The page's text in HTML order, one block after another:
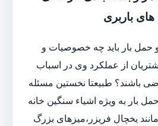
باربری
حمل بار باید چه خصوصیات و
از عملکرد وی در اسباب
باشند؟ طبیعتا نخستین مسئله
بار به ویژه اشیاء سنگین خانه
یخچال فریزر،میزهای بزرگ